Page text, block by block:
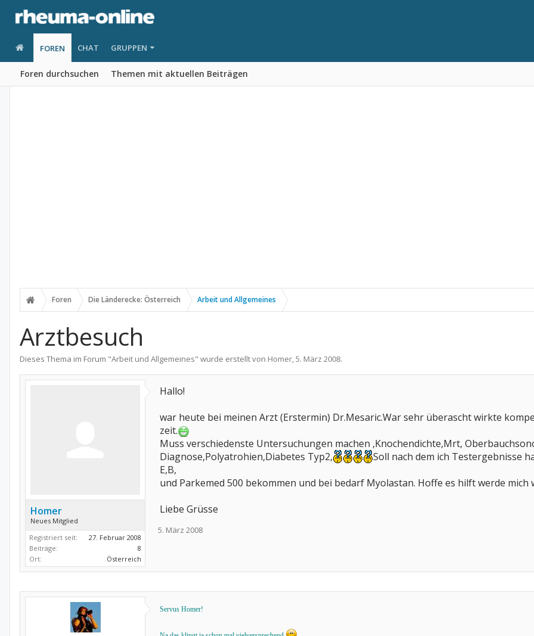
FOREN
Foren durchsuchen Themen mit aktuellen Beiträgen
CHAT GRUPPEN
Foren Die Länderecke: Österreich Arbeit und Allgemeines
Arztbesuch
Dieses Thema im Forum "Arbeit und Allgemeines" wurde erstellt von Homer,5. März 2008.
Homer
Neues Mitglied
Registriert seit:
27. Februar 2008
Beiträge:
8
Ort:
Österreich
Hallo!
war heute bei meinen Arzt (Erstermin) Dr.Mesaric.War sehr überascht wirkte
zeit.
Muss verschiedenste Untersuchungen machen ,Knochendichte,Mrt,
Diagnose,Polyatrohien,Diabetes Typ2,
Soll nach dem ich Testergebnisse
E,B,
und Parkemed 500 bekommen und bei bedarf Myolastan. Hoffe es hilft werde mich
Liebe Grüsse
5. März 2008
Servus Homer!